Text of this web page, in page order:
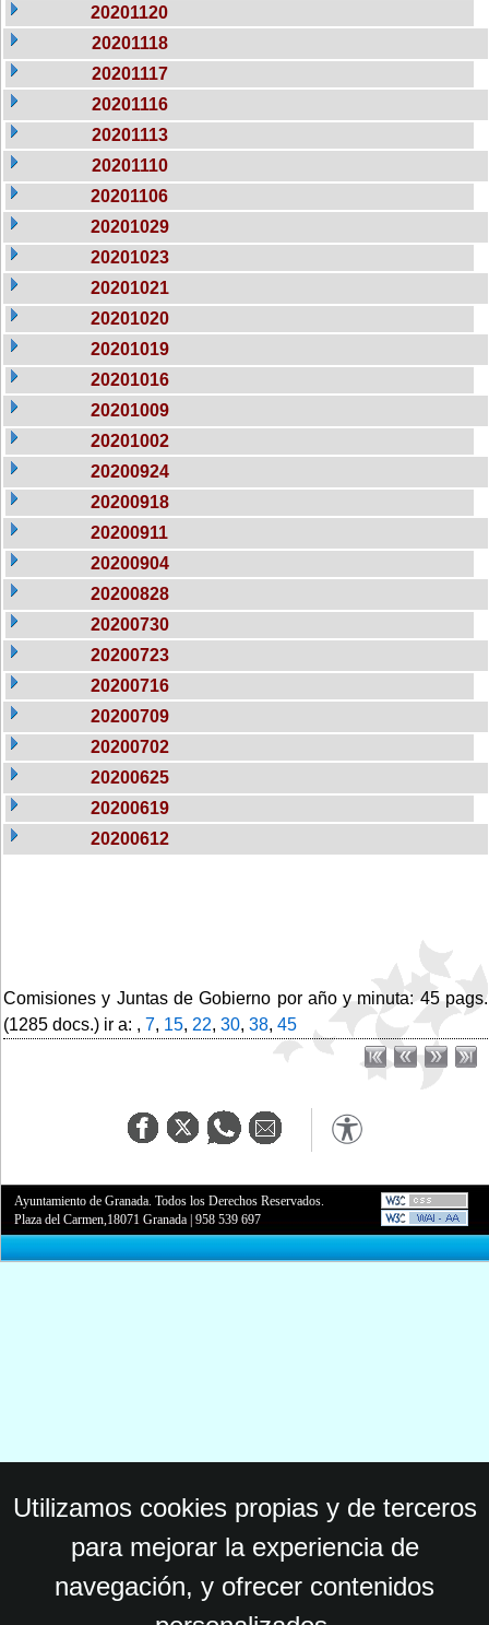
20201120
20201118
20201117
20201116
20201113
20201110
20201106
20201029
20201023
20201021
20201020
20201019
20201016
20201009
20201002
20200924
20200918
20200911
20200904
20200828
20200730
20200723
20200716
20200709
20200702
20200625
20200619
20200612
Comisiones y Juntas de Gobierno por año y minuta: 45 pags.
(1285 docs.) ir a: , 7, 15, 22, 30, 38, 45
Ayuntamiento de Granada. Todos los Derechos Reservados.
Plaza del Carmen,18071 Granada |958 539 697
Utilizamos cookies propias y de terceros
para mejorar la experiencia de
navegación, y ofrecer contenidos